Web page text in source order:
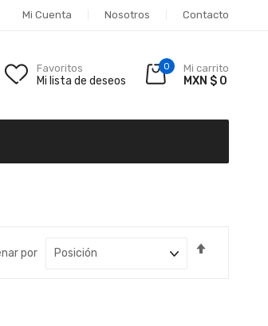
Mi Cuenta Nosotros Contacto
Favoritos
Mi lista de deseos
0 Mi carrito
MXN $ 0
por